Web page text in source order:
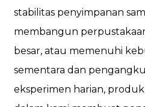
stabilitas penyimpanan
membangun
besar, atau memenuhi
sementara dan
eksperimen harian,